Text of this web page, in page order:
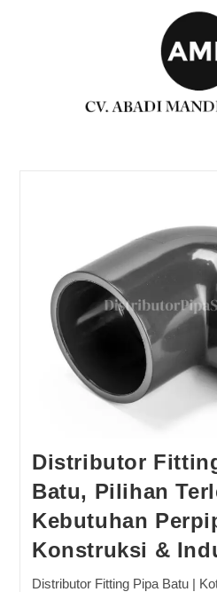
Distributor
Batu, Pilihan
Kebutuhan
Konstruksi &
Distributor Fitting Pipa Batu |